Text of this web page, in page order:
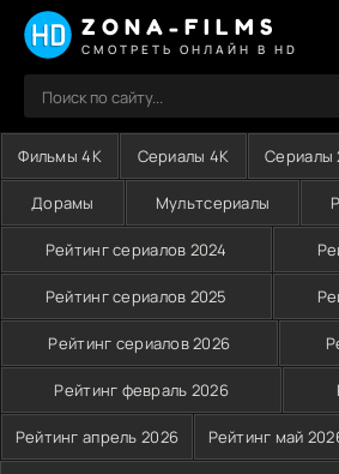
ZONA-FILMS
СМОТРЕТЬ ОНЛАЙН В HD
Фильмы 4K Сериалы 4K Сериалы
Дорамы Мультсериалы
Рейтинг сериалов 2024
Рейтинг сериалов 2025
Рейтинг сериалов 2026
Рейтинг февраль 2026
Рейтинг апрель 2026 Рейтинг май